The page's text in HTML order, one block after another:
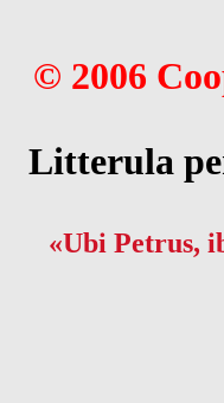
© 2006
Litterula
«Ubi Petrus,